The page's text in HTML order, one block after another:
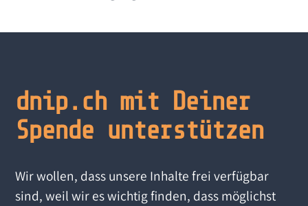
dnip.ch mit Deiner
Spende unterstützen
Wir wollen, dass unsere Inhalte frei verfügbar
sind, weil wir es wichtig finden, dass möglichst